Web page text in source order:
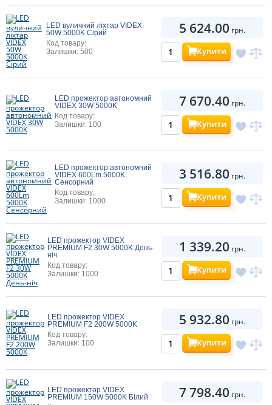
LED вуличний ліхтар VIDEX
50W 5000K Сірий
Код товару:
Залишки: 500
5 624.00 грн.
Купити
LED прожектор автономний
VIDEX 30W 5000K
Код товару:
Залишки: 100
7 670.40 грн.
Купити
LED прожектор автономний
VIDEX 600Lm 5000K
Сенсорний
Код товару:
Залишки: 1000
3 516.80 грн.
Купити
LED прожектор VIDEX
PREMIUM F2 30W 5000K День-
ніч
Код товару:
Залишки: 1000
1 339.20 грн.
Купити
LED прожектор VIDEX
PREMIUM F2 200W 5000K
Код товару:
Залишки: 100
5 932.80 грн.
Купити
LED прожектор VIDEX
PREMIUM 150W 5000K Білий
7 798.40 грн.